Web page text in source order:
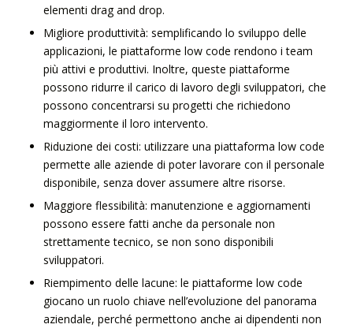
elementi drag and drop.
Migliore produttività: semplificando lo sviluppo delle
applicazioni, le piattaforme low code rendono i team
più attivi e produttivi. Inoltre, queste piattaforme
possono ridurre il carico di lavoro degli sviluppatori, che
possono concentrarsi su progetti che richiedono
maggiormente il loro intervento.
Riduzione dei costi: utilizzare una piattaforma low code
permette alle aziende di poter lavorare con il personale
disponibile, senza dover assumere altre risorse.
Maggiore flessibilità: manutenzione e aggiornamenti
possono essere fatti anche da personale non
strettamente tecnico, se non sono disponibili
sviluppatori.
Riempimento delle lacune: le piattaforme low code
giocano un ruolo chiave nell’evoluzione del panorama
aziendale, perché permettono anche ai dipendenti non